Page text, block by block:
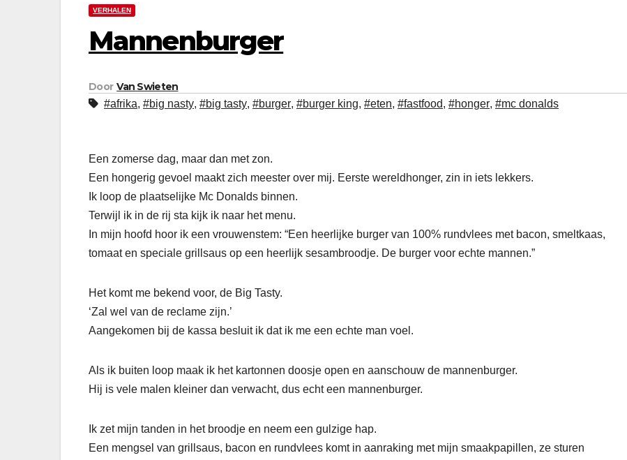
VERHALEN
Mannenburger
Door Van Swieten
#afrika, #big nasty, #big tasty, #burger, #burger king, #eten, #fastfood, #honger, #mc donalds
Een zomerse dag, maar dan met zon.
Een hongerig gevoel maakt zich meester over mij. Eerste wereldhonger, zin in iets lekkers.
Ik loop de plaatselijke Mc Donalds binnen.
Terwijl ik in de rij sta kijk ik naar het menu.
In mijn hoofd hoor ik een vrouwenstem: “Een heerlijke burger van 100% rundvlees met bacon, smeltkaas,
tomaat en speciale grillsaus op een heerlijk sesambroodje. De burger voor echte mannen.”
Het komt me bekend voor, de Big Tasty.
‘Zal wel van de reclame zijn.’
Aangekomen bij de kassa besluit ik dat ik me een echte man voel.
Als ik buiten loop maak ik het kartonnen doosje open en aanschouw de mannenburger.
Hij is vele malen kleiner dan verwacht, dus echt een mannenburger.
Ik zet mijn tanden in het broodje en neem een gulzige hap.
Een mengsel van grillsaus, bacon en rundvlees komt in aanraking met mijn smaakpapillen, ze sturen